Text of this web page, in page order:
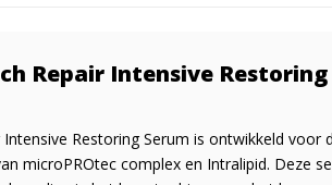
Repair Intensive Restoring
Restoring Serum is ontwikkeld voor
microPROtec complex en Intralipid. Deze